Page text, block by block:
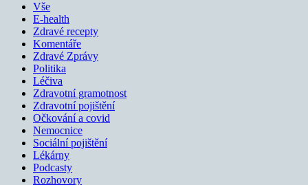
Vše
E-health
Zdravé recepty
Komentáře
Zdravé Zprávy
Politika
Léčiva
Zdravotní gramotnost
Zdravotní pojištění
Očkování a covid
Nemocnice
Sociální pojištění
Lékárny
Podcasty
Rozhovory